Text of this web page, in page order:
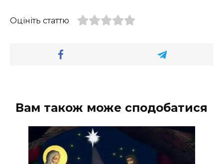
Оцініть статтю
Вам також може сподобатися